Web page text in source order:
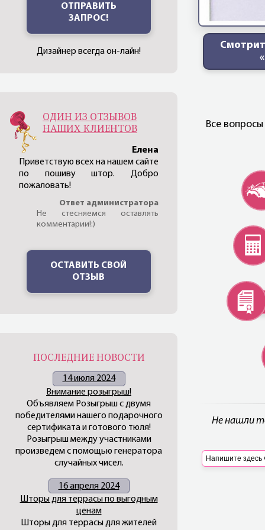
Все
Не нашли
ОТПРАВИТЬ
ЗАПРОС!
Дизайнер всегда он-лайн!
ОДИН ИЗ ОТЗЫВОВ
НАШИХ КЛИЕНТОВ
Елена
Приветствую всех на нашем сайте
по пошиву штор. Добро
пожаловать!
Ответ администратора
Не стесняемся оставлять
комментарии!:)
ОСТАВИТЬ СВОЙ
ОТЗЫВ
ПОСЛЕДНИЕ НОВОСТИ
14 июля 2024
Внимание розыгрыш!
Объявляем Розыгрыш с двумя
победителями нашего подарочного
сертификата и готового тюля!
Розыгрыш между участниками
произведем с помощью генератора
случайных чисел.
16 апреля 2024
Шторы для террасы по выгодным
ценам
Шторы для террасы для жителей